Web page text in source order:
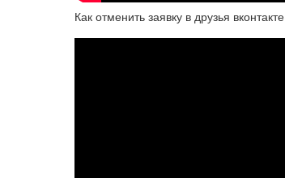
Как отменить заявку в друзья вконтакте